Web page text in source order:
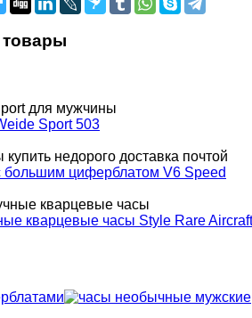
Sport 503
большим циферблатом V6 Speed
кварцевые часы Style Rare